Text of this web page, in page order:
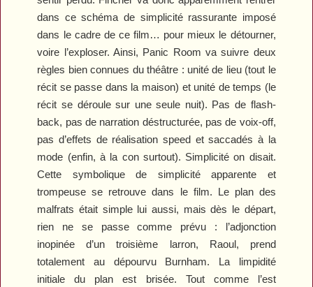
dans ce schéma de simplicité rassurante imposé
dans le cadre de ce film… pour mieux le détourner,
voire l’exploser. Ainsi, Panic Room va suivre deux
règles bien connues du théâtre : unité de lieu (tout le
récit se passe dans la maison) et unité de temps (le
récit se déroule sur une seule nuit). Pas de flash-
back, pas de narration déstructurée, pas de voix-off,
pas d’effets de réalisation speed et saccadés à la
mode (enfin, à la con surtout). Simplicité on disait.
Cette symbolique de simplicité apparente et
trompeuse se retrouve dans le film. Le plan des
malfrats était simple lui aussi, mais dès le départ,
rien ne se passe comme prévu : l’adjonction
inopinée d’un troisième larron, Raoul, prend
totalement au dépourvu Burnham. La limpidité
initiale du plan est brisée. Tout comme l’est